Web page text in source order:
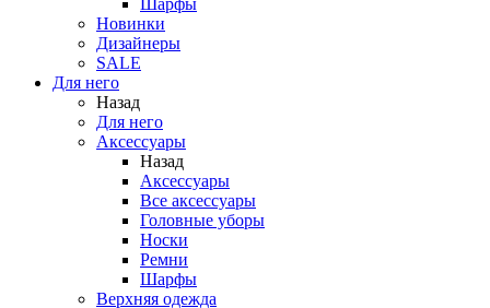
Шарфы
Новинки
Дизайнеры
SALE
Для него
Назад
Для него
Аксессуары
Назад
Аксессуары
Все аксессуары
Головные уборы
Носки
Ремни
Шарфы
Верхняя одежда